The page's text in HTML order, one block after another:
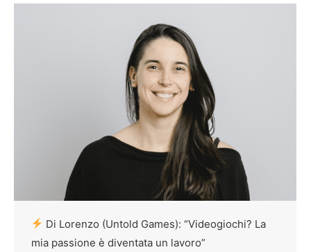
Di Lorenzo (Untold Games): “Videogiochi? La
mia passione è diventata un lavoro”